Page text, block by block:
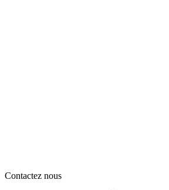
Contactez nous